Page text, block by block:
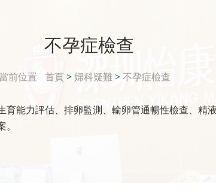
不孕症檢查
前位置 首頁 >婦科疑難>不孕症檢查
能力評估、排卵監測、輸卵管通暢性檢查、精